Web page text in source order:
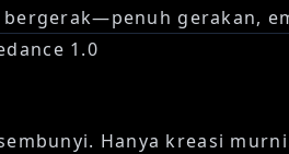
gerakan,
1.0
Hanya kreasi